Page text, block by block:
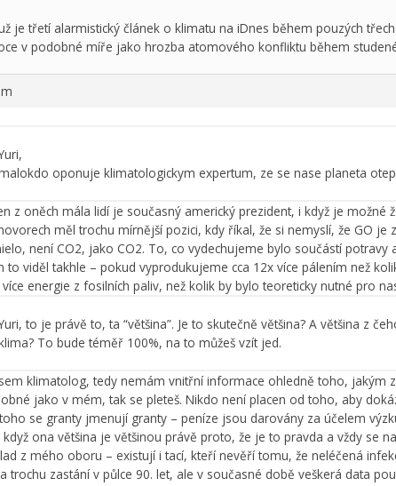
je třetí alarmistický článek o klimatu na iDnes během pouzých
v podobné míře jako hrozba atomového konfliktu během
oponuje klimatologickym expertum, ze se nase planeta
z oněch mála lidí je současný americký prezident, i když je
měl trochu mírnější pozici, kdy říkal, že si nemyslí, že GO je
není CO2, jako CO2. To, co vydechujeme bylo součástí
to viděl takhle – pokud vyprodukujeme cca 12x více pálením než
více energie z fosilních paliv, než kolik by bylo teoreticky nutné pro
to je právě to, ta “většina”. Je to skutečně většina? A většina z
To bude téměř 100%, na to můžeš vzít jed.
klimatolog, tedy nemám vnitřní informace ohledně toho,
jako v mém, tak se pleteš. Nikdo není placen od toho, aby
se granty jmenují granty – peníze jsou darovány za účelem
když ona většina je většinou právě proto, že je to pravda a vždy se
z mého oboru – existují i tací, kteří nevěří tomu, že neléčená
trochu zastání v půlce 90. let, ale v současné době veškerá data